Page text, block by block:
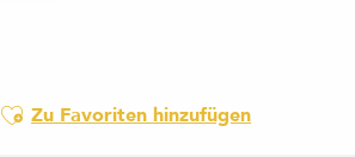
Ajouter aux favoris
Zu Favoriten hinzufügen